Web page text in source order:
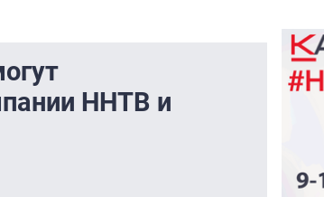
ННТВ и